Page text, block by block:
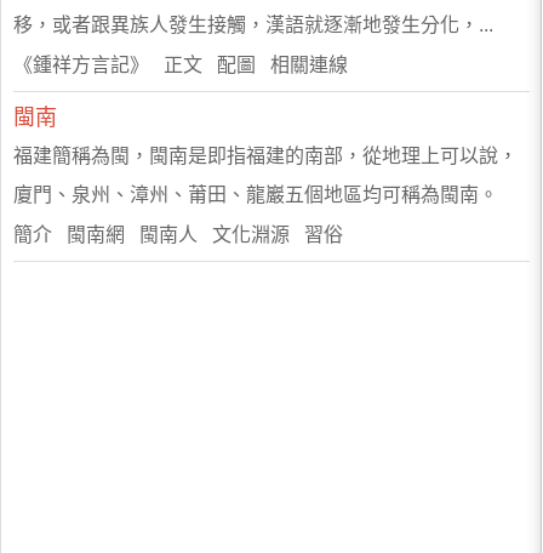
移，或者跟異族人發生接觸，漢語就逐漸地發生分化，...
《鍾祥方言記》 正文 配圖 相關連線
閩南
福建簡稱為閩，閩南是即指福建的南部，從地理上可以說，
廈門、泉州、漳州、莆田、龍巖五個地區均可稱為閩南。
簡介 閩南網 閩南人 文化淵源 習俗